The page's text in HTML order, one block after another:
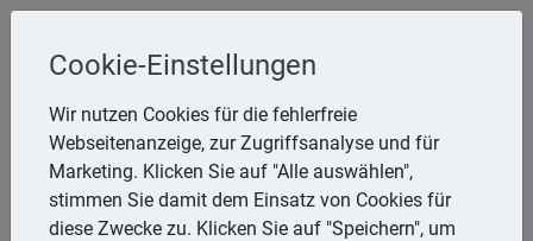
Melzer, StB
Storchsnest 6, 74535 Mainhardt
Telefon: 7903 7736
E-Mail:rathmann.melzer@t-online.de
Cookie-Einstellungen
Wir nutzen Cookies für die fehlerfreie
Webseitenanzeige, zur Zugriffsanalyse und für
Marketing. Klicken Sie auf "Alle auswählen",
stimmen Sie damit dem Einsatz von Cookies für
diese Zwecke zu. Klicken Sie auf "Speichern", um